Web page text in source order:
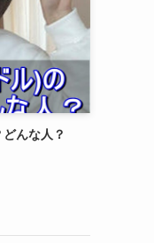
んな人？